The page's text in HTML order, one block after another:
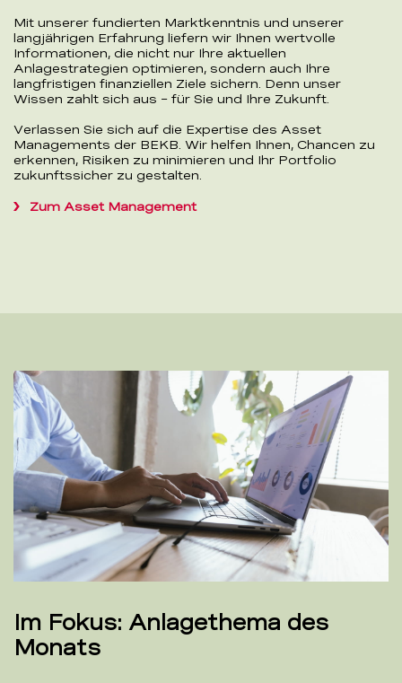
Mit unserer fundierten Marktkenntnis und unserer
langjährigen Erfahrung liefern wir Ihnen wertvolle
Informationen, die nicht nur Ihre aktuellen
Anlagestrategien optimieren, sondern auch Ihre
langfristigen finanziellen Ziele sichern. Denn unser
Wissen zahlt sich aus – für Sie und Ihre Zukunft.
Verlassen Sie sich auf die Expertise des Asset
Managements der BEKB. Wir helfen Ihnen, Chancen zu
erkennen, Risiken zu minimieren und Ihr Portfolio
zukunftssicher zu gestalten.
Zum Asset Management
Im Fokus: Anlagethema des
Monats